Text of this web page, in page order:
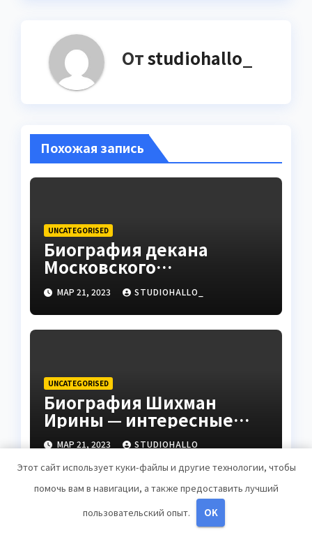
Отstudiohallo_
Похожая запись
UNCATEGORISED
Биография декана
Московского
государственного
университета Андрея
Сидорова — от студента
до руководителя
МАР 21, 2023 STUDIOHALLO_
UNCATEGORISED
Биография Шихман
Ирины — интересные
факты, достижения и
путь к успеху
МАР 21, 2023 STUDIOHALLO_
Этот сайт использует куки-файлы и другие технологии, чтобы
помочь вам в навигации, а также предоставить лучший
пользовательский опыт.
OK